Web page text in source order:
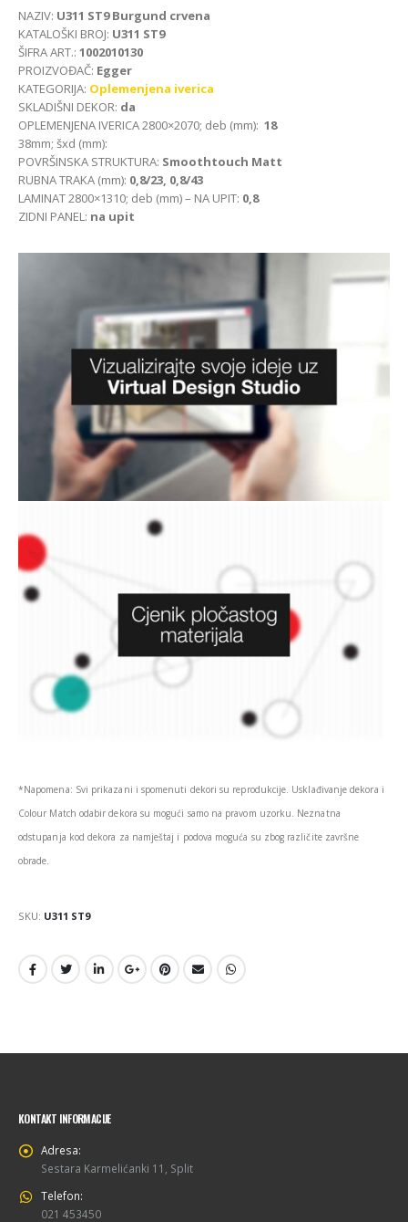
NAZIV: U311 ST9 Burgund crvena
KATALOŠKI BROJ: U311 ST9
ŠIFRA ART.: 1002010130
PROIZVOĐAČ: Egger
KATEGORIJA: Oplemenjena iverica
SKLADIŠNI DEKOR: da
OPLEMENJENA IVERICA 2800×2070; deb (mm): 18
38mm; šxd (mm):
POVRŠINSKA STRUKTURA: Smoothtouch Matt
RUBNA TRAKA (mm): 0,8/23, 0,8/43
LAMINAT 2800×1310; deb (mm) – NA UPIT: 0,8
ZIDNI PANEL: na upit
*Napomena: Svi prikazani i spomenuti dekori su reprodukcije. Usklađivanje dekora i
Colour Match odabir dekora su mogući samo na pravom uzorku. Neznatna
odstupanja kod dekora za namještaj i podova moguća su zbog različite završne
obrade.
SKU: U311 ST9
KONTAKT INFORMACIJE
Adresa:
Sestara Karmelićanki 11, Split
Telefon:
021 453450